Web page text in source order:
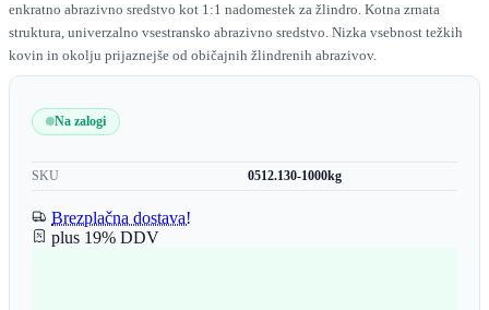
enkratno abrazivno sredstvo kot 1:1 nadomestek za žlindro. Kotna zrnata
struktura, univerzalno vsestransko abrazivno sredstvo. Nizka vsebnost težkih
kovin in okolju prijaznejše od običajnih žlindrenih abrazivov.
Na zalogi
SKU 0512.130-1000kg
Brezplačna dostava!
plus 19% DDV